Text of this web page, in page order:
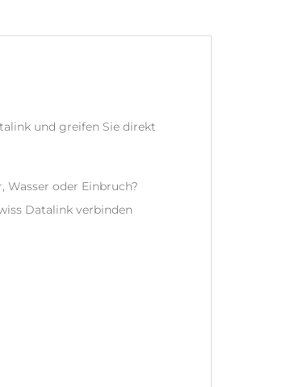
und greifen Sie direkt
oder Einbruch?
Datalink verbinden